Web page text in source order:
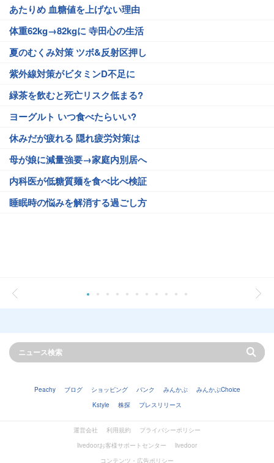
あたりめ 血糖値を上げない理由
体重62kg→82kgに 寺田心の生活
夏のむくみ対策 ツボ&反射区押し
紫外線対策がビタミンD不足に
緑茶を飲むと死亡リスク低まる?
ヨーグルト いつ食べたらいい?
休みだが疲れる 隠れ疲労対策は
母が娘に減量強要→家庭内別居へ
内科医が低糖質麺を食べ比べ検証
睡眠時の悩みを解消する過ごし方
Peachy ブログ ショッピング バンク みんかぶ
みんかぶChoice
Kstyle
株探 プレスリリース
運営会社 利用規約
プライバシーポリシー
livedoorお客様サポートセンター
livedoor
コンテンツ・広告ポリシー